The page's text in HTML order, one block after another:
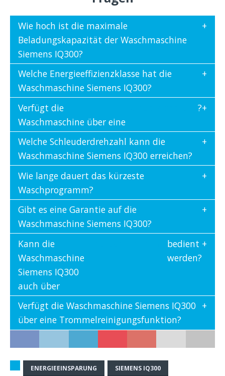
Wie hoch ist die maximale
Beladungskapazität der Waschmaschine
Siemens IQ300?
Welche Energieeffizienzklasse hat die
Waschmaschine Siemens IQ300?
Verfügt die
Waschmaschine über eine
?
Welche Schleuderdrehzahl kann die
Waschmaschine Siemens IQ300 erreichen?
Wie lange dauert das kürzeste
Waschprogramm?
Gibt es eine Garantie auf die
Waschmaschine Siemens IQ300?
Kann die
Waschmaschine
Siemens IQ300
auch über
bedient
werden?
Verfügt die Waschmaschine Siemens IQ300
über eine Trommelreinigungsfunktion?
ENERGIEEINSPARUNG SIEMENS IQ300